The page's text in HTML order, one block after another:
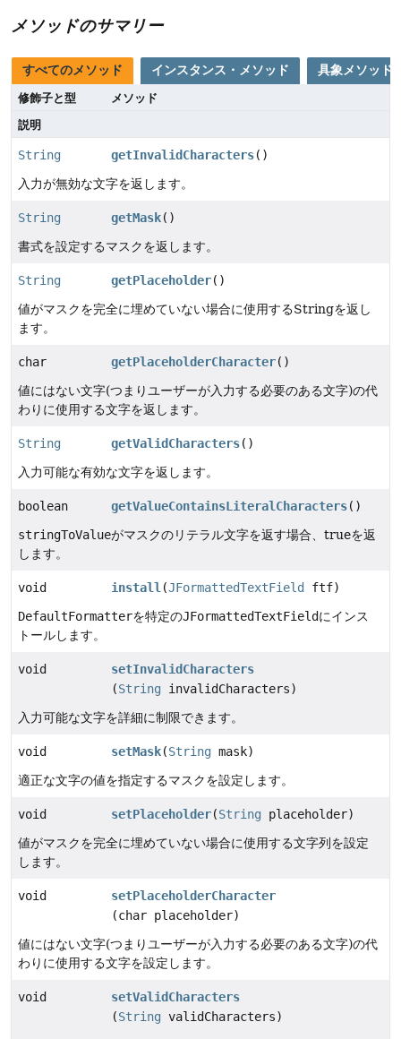
メソッドのサマリー
すべてのメソッド インスタンス・メソッド 具象メソッド
修飾子と型
メソッド
説明
String getInvalidCharacters()
入力が無効な文字を返します。
String getMask()
書式を設定するマスクを返します。
String getPlaceholder()
値がマスクを完全に埋めていない場合に使用するStringを返し
ます。
char getPlaceholderCharacter()
値にはない文字(つまりユーザーが入力する必要のある文字)の代
わりに使用する文字を返します。
String getValidCharacters()
入力可能な有効な文字を返します。
boolean getValueContainsLiteralCharacters()
stringToValueがマスクのリテラル文字を返す場合、trueを返
します。
void install (JFormattedTextField ftf)
DefaultFormatterを特定のJFormattedTextFieldにインス
トールします。
void
setInvalidCharacters
(String invalidCharacters)
入力可能な文字を詳細に制限できます。
void setMask(Stringmask)
適正な文字の値を指定するマスクを設定します。
void setPlaceholder(String placeholder)
値がマスクを完全に埋めていない場合に使用する文字列を設定
します。
void
setPlaceholderCharacter
(char placeholder)
値にはない文字(つまりユーザーが入力する必要のある文字)の代
わりに使用する文字を設定します。
void
setValidCharacters
(String validCharacters)